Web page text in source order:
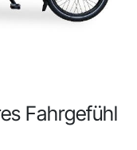
Fahrgefühl